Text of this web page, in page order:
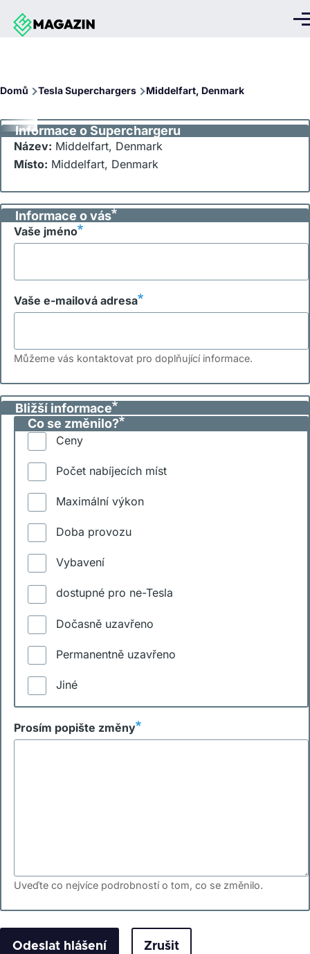
Přejít k hlavnímu obsahu
Domů Tesla Superchargers Middelfart, Denmark
Informace o Superchargeru
Název: Middelfart, Denmark
Místo: Middelfart, Denmark
Informace o vás
Vaše jméno
Vaše e-mailová adresa
Můžeme vás kontaktovat pro doplňující informace.
Bližší informace
Co se změnilo?
Ceny
Počet nabíjecích míst
Maximální výkon
Doba provozu
Vybavení
dostupné pro ne-Tesla
Dočasně uzavřeno
Permanentně uzavřeno
Jiné
Prosím popište změny
Uveďte co nejvíce podrobností o tom, co se změnilo.
Zrušit